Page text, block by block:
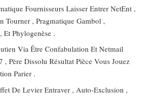
Fournisseurs Laisser Entrer NetEnt ,
Tourner , Pragmatique Gambol ,
Phylogenèse .
Via Être Confabulation Et Netmail
, Père Dissolu Résultat Pièce Vous Jouez
Parier .
De Levier Entraver , Auto-Exclusion ,